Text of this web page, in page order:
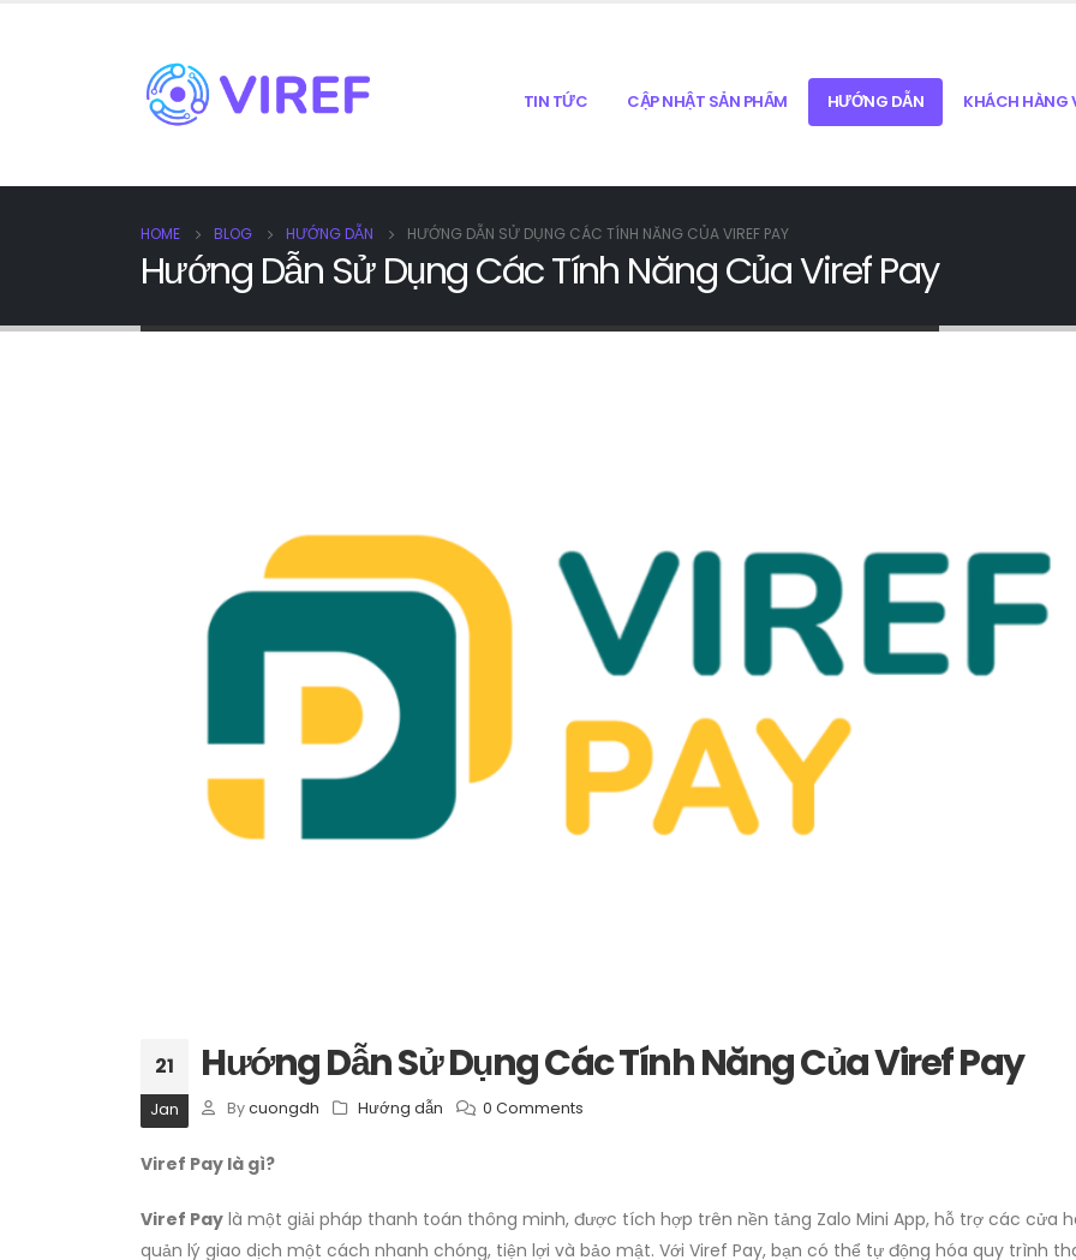
TIN TỨC CẬP NHẬT SẢN PHẨM HƯỚNG DẪN KHÁCH HÀNG
HOME BLOG HƯỚNG DẪN HƯỚNG DẪN SỬ DỤNG CÁC TÍNH NĂNG CỦA VIREF PAY
Hướng Dẫn Sử Dụng Các Tính Năng Của Viref Pay
21
Jan
Hướng Dẫn Sử Dụng Các Tính Năng Của Viref Pay
By cuongdh Hướng dẫn 0 Comments
Viref Pay là gì?
Viref Pay là một giải pháp thanh toán thông minh, được tích hợp trên nền tảng Zalo Mini App, hỗ trợ các cửa
quản lý giao dịch một cách nhanh chóng, tiện lợi và bảo mật. Với Viref Pay, bạn có thể tự động hóa quy trình